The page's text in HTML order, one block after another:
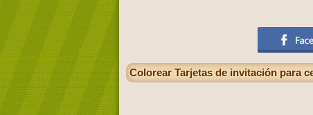
Colorear Tarjetas de invitación para